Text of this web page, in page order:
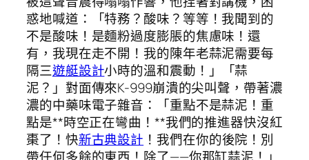
惑地喊道：「特務？酸味？等等！我聞到的
不是酸味！是麵粉過度膨脹的焦慮味！還
有，我現在走不開！我的陳年老蒜泥需要每
隔三遊艇設計小時的溫和震動！」「蒜
泥？」對面傳來K-999崩潰的尖叫聲，帶著濃
濃的中藥味電子雜音：「重點不是蒜泥！重
點是**時空正在彎曲！**我們的推進器快沒紅
棗了！快新古典設計 ！我們在你的後院！別